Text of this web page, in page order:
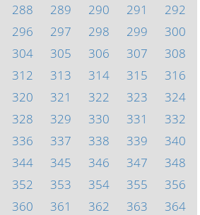
288 289 290 291
292
296 297 298 299
300
304 305 306 307
308
312 313 314 315
316
320 321 322 323
324
328 329 330 331
332
336 337 338 339
340
344 345 346 347
348
352 353 354 355
356
360 361 362 363 364